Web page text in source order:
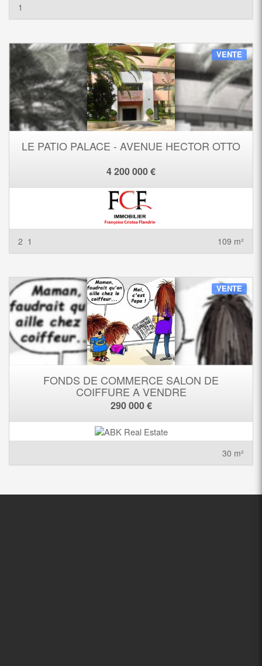
1
VENTE
LE PATIO PALACE - AVENUE HECTOR OTTO
4 200 000 €
2 1 109 m²
VENTE
FONDS DE COMMERCE SALON DE
COIFFURE A VENDRE
290 000 €
30 m²